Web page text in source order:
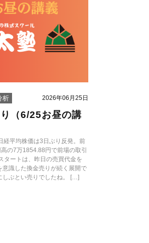
析 2026年06月25日
（6/25お昼の講
経平均株価は3日ぶり反発。前
の7万1854.88円で前場の取引
タートは、昨日の売買代金を
意識した換金売りが続く展開で
しぶとい売りでしたね。 […]